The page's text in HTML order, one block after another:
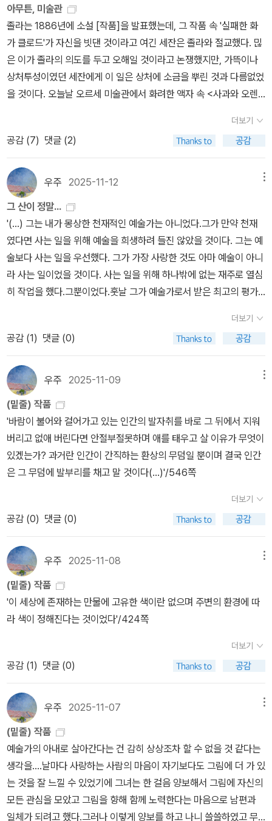
작가로 성공하는 상도즈입니다. 상도즈는 에밀 졸라 자신입니다. 소
설 속에서 상도즈는 총서 시리즈에 대한 포부를 밝힐 뿐만 아니라 졸
라의 비망록에 그렇게 쓰여 있다고 하니까요. 상도즈는 무리에서 유
일하게 일상과 예술을 조화시킨 인물로 표현되어 있고 성실하고 다정
합니다. 클로드를 끝까지 지지하고 곁에 남는 친구입니다. 세잔이 이
소설을 읽고 어느 정도의 환멸을 느꼈을지는 잘 모르겠습니다. 어느
정도인지는 몰라도 틀림없이 환멸을 느꼈을 것이라는 생각은 드네요.
(졸라여, 그대의 해부의 칼끝은 그대만을 비켜가는구나?)
예술가이기를 고집한 클로드를 실패한 화가로 그렸다는 느낌을 받지
않았다. 우리가 모르는 ,세잔과 졸라만 알 수 있는 에피소드를 다른 화
가들의 이름으로 그려낸 것에 오히려 불쾌하지 않았을까... 무엇보다.
상드즈(누가봐도 졸라선생...) 가 그려낸 화가들의 모습들,굳이 보이
고 싶지 않은 예술가들의 치부를 적나라하게 그려낸 것이 못마땅 하
지 않았을까 싶다. 그러나 <작품>에서 정말 하고 싶었던 말은, 예술
숙명..에 관한 이야기가 아니었나 싶다. 작품 하나를 완성한다는 것이
얼마나 힘든일인지... 독자는 차마 상상조차 할 수 없으니까 말이다.
아무튼, 미술관
졸라는 1886년에 소설 [작품]을 발표했는데, 그 작품 속 '실패한 화
가 클로드'가 자신을 빗댄 것이라고 여긴 세잔은 졸라와 절교했다. 믾
은 이가 졸라의 의도를 두고 오해일 것이라고 논쟁했지만, 가뜩이나
상처투성이였던 세잔에게 이 일은 상처에 소금을 뿌린 것과 다름없었
을 것이다. 오늘날 오르세 미술관에서 화려한 액자 속 <사과와 오렌
의 [작품]을 읽었다.소설 [작품]이 궁금했던 것은 정말 세잔과의 일화
가 정말일까 확인해보고싶은 마음도 있었다.클로드가 자신이 원하는
성과를 이뤄내지 못하고, 제대로 평가를 받지못한 것은 맞지만, 세잔
을 떠올리기는 쉽지 않았다. 아무래도 스스로에 대한 자신감 결여가
오해를 불러일으킨 것은 아닐까싶었다. 만약, 인정받는 화가의 반열
에 올라 있었다면 저런 오해 또한 생기지 않았을지도 모르는데, 타이
밍이 좋지 못했던 것같기도하다. #아무튼미술관#작품
더보기
공감 (7) 댓글 (2)
우주 2025-11-12
그 산이 정말...
'(...) 그는 내가 몽상한 천재적인 예술가는 아니었다.그가 만약 천재
였다면 사는 일을 위해 예술을 희생하려 들진 않았을 것이다. 그는 예
술보다 사는 일을 우선했다. 그가 가장 사랑한 것도 아마 예술이 아니
라 사는 일이었을 것이다. 사는 일을 위해 하나밖에 없는 재주로 열심
히 작업을 했다.그뿐이었다.훗날 그가 예술가로서 받은 최고의 평가
결코 그 천재성을 노출시키지 않았다.그건 얼마나 잘한 일인가(...)/3
03쪽 졸라의<작품>에서 크리스틴이 클로드에게 절규하던 순간이
떠올랐다. 예술 만큼 '사는 것'도 중요한 거 아니냐고... 오직 '예술' 만
이 전부였던 클로드의 모습이 못내 안타까웠던 이유.. 예술 만큼 삶도
중요한 거 아닌가 하는 생각이 들어서였다. '그 산이..'를 절묘한 타이
밍에 읽게 된 것 같다. '여보 우리에겐 인생이 남아 있어요... 이미 나
이를 먹은 우리 둘밖에 남지 않았는데 서로 괴롭히기만 하고 행복할
수 없다면 너무 어리석지 않아요?(...)'/590쪽오직 두 사람의 사랑 외
에는 모든 것을 잊고 사는 삶이 얼마나 좋은 것인지.... 아침에는 널찍
한 침대에서 늦게까지 잠자고 화창한 날에는 산보를 해요.맛있는 점
심 식사의 냄새가 풍겨 오겠죠.한가하게 오후를 지낸 후에 저녁엔 등
불 아래에서 함께 보내는 거예요. 이제 더 이상 망상에 시달리지 말고
더보기
공감 (1) 댓글 (0)
우주 2025-11-09
(밑줄) 작품
'바람이 불어와 걸어가고 있는 인간의 발자취를 바로 그 뒤에서 지워
버리고 없애 버린다면 안절부절못하며 애를 태우고 살 이유가 무엇이
있겠는가? 과거란 인간이 간직하는 환상의 무덤일 뿐이며 결국 인간
은 그 무덤에 발부리를 채고 말 것이다(...)'/546쪽
더보기
공감 (0) 댓글 (0)
우주 2025-11-08
(밑줄) 작품
'이 세상에 존재하는 만물에 고유한 색이란 없으며 주변의 환경에 따
라 색이 정해진다는 것이었다'/424쪽
더보기
공감 (1) 댓글 (0)
우주 2025-11-07
(밑줄) 작품
예술가의 아내로 살아간다는 건 감히 상상조차 할 수 없을 것 같다는
생각을....날마다 사랑하는 사람의 마음이 자기보다도 그림에 더 가 있
는 것을 잘 느낄 수 있었기에 그녀는 한 걸음 양보해서 그림에 자신의
모든 관심을 모았고 그림을 향해 함께 노력한다는 마음으로 남편과
일체가 되려고 했다.그러나 이렇게 양보를 하고 나니 쓸쓸하였고 무